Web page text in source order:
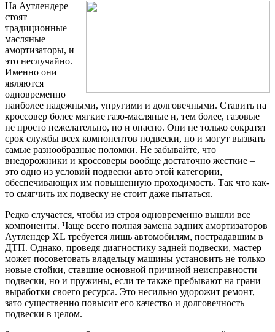
На Аутлендере
стоят
традиционные
масляные
амортизаторы, и
это неслучайно.
Именно они
являются
одновременно
наиболее надежными, упругими и долговечными. Ставить на
кроссовер более мягкие газо-масляные и, тем более, газовые
не просто нежелательно, но и опасно. Они не только сократят
срок службы всех компонентов подвески, но и могут вызвать
самые разнообразные поломки. Не забывайте, что
внедорожники и кроссоверы вообще достаточно жесткие –
это одно из условий подвески авто этой категории,
обеспечивающих им повышенную проходимость. Так что как-
то смягчить их подвеску не стоит даже пытаться.
Редко случается, чтобы из строя одновременно вышли все
компоненты. Чаще всего полная замена задних амортизаторов
Аутлендер XL требуется лишь автомобилям, пострадавшим в
ДТП. Однако, проведя диагностику задней подвески, мастер
может посоветовать владельцу машины установить не только
новые стойки, ставшие основной причиной неисправности
подвески, но и пружины, если те также пребывают на грани
выработки своего ресурса. Это несильно удорожит ремонт,
зато существенно повысит его качество и долговечность
подвески в целом.